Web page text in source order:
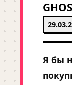
Я бы